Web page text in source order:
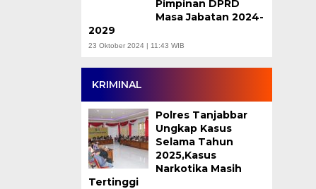
Pimpinan DPRD
Masa Jabatan 2024-
2029
23 Oktober 2024 | 11:43 WIB
KRIMINAL
Polres Tanjabbar
Ungkap Kasus
Selama Tahun
2025,Kasus
Narkotika Masih
Tertinggi